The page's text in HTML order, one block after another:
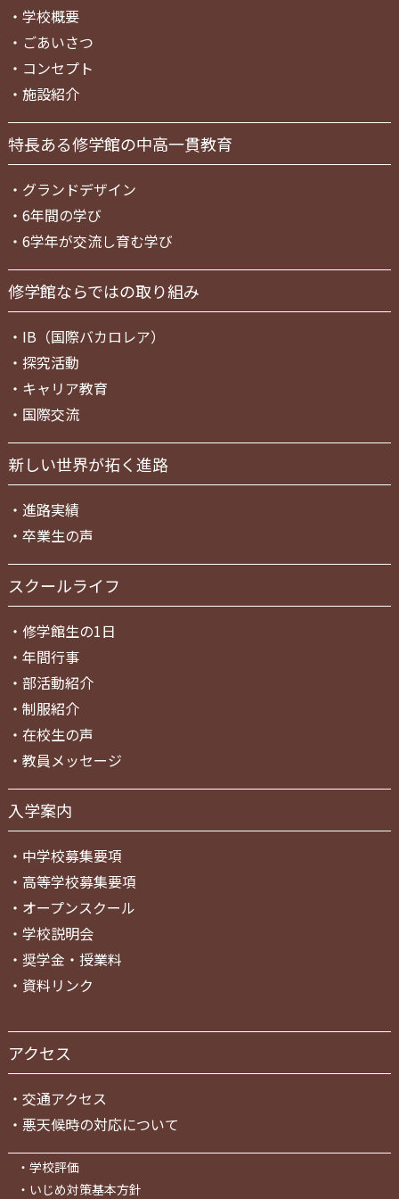
・ 学校概要
・ ごあいさつ
・ コンセプト
・ 施設紹介
特長ある修学館の中高一貫教育
・ グランドデザイン
・ 6年間の学び
・ 6学年が交流し育む学び
修学館ならではの取り組み
・ IB（国際バカロレア）
・ 探究活動
・ キャリア教育
・ 国際交流
新しい世界が拓く進路
・ 進路実績
・ 卒業生の声
スクールライフ
・ 修学館生の1日
・ 年間行事
・ 部活動紹介
・ 制服紹介
・ 在校生の声
・ 教員メッセージ
入学案内
・ 中学校募集要項
・ 高等学校募集要項
・ オープンスクール
・ 学校説明会
・ 奨学金・授業料
・ 資料リンク
アクセス
・ 交通アクセス
・ 悪天候時の対応について
・ 学校評価
・ いじめ対策基本方針